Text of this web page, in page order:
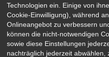
Gebrauchtwagen
Honda Gebrauchtwagen
Honda Vorführwagen
Gesamtbestand
NEUWAGENMODELLE
Technologien ein. Einige von
Cookie-Einwilligung), während
Onlineangebot zu verbessern
können die nicht-notwendigen
sowie diese Einstellungen
nachträglich jederzeit abwählen,